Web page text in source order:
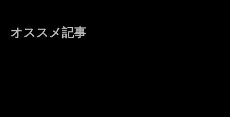
オススメ記事